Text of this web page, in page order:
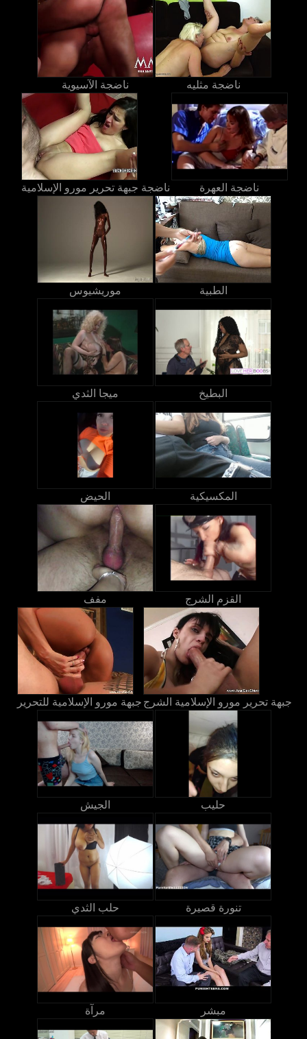
ناضجة الآسيوية ناضجة مثليه
ناضجة جبهة تحرير مورو الإسلامية ناضجة العهرة
موريشيوس الطبية
ميجا الثدي البطيخ
الحيض المكسيكية
مفف القزم الشرج
جبهة مورو الإسلامية للتحرير جبهة تحرير مورو الإسلامية الشرج
الجيش حليب
حلب الثدي تنورة قصيرة
مرآة مبشر